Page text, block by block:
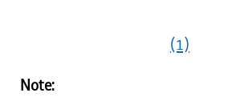
(1)
Note: